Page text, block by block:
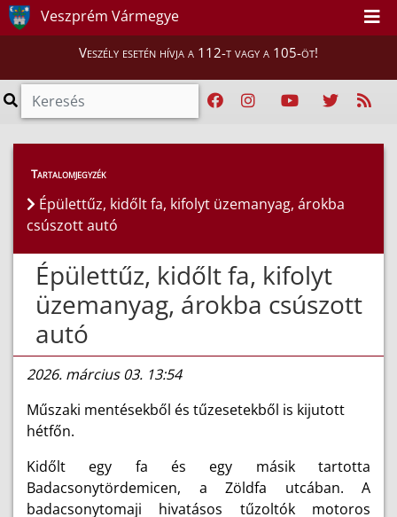
Veszprém Vármegye
Veszély esetén hívja a 112-t vagy a 105-öt!
Híreink > Hírek
Tartalomjegyzék
Épülettűz, kidőlt fa, kifolyt üzemanyag, árokba
csúszott autó
Épülettűz, kidőlt fa, kifolyt
üzemanyag, árokba csúszott
autó
2026. március 03. 13:54
Műszaki mentésekből és tűzesetekből is kijutott
hétfőn.
Kidőlt egy fa és egy másik tartotta
Badacsonytördemicen, a Zöldfa utcában. A
badacsonytomaji hivatásos tűzoltók motoros